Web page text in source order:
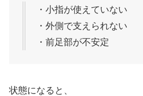
・小指が使えていない
・外側で支えられない
・前足部が不安定
状態になると、